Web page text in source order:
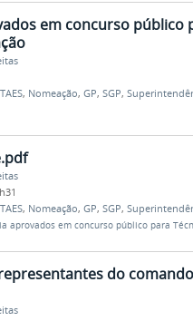
em concurso público
TAES, Nomeação, GP, SGP,
TAES, Nomeação, GP, SGP,
aprovados em concurso público para
do